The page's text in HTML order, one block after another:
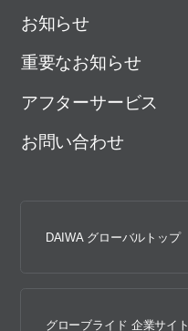
お知らせ
重要なお知らせ
アフターサービス
お問い合わせ
DAIWA グローバルトップ
グローブライド 企業サイト